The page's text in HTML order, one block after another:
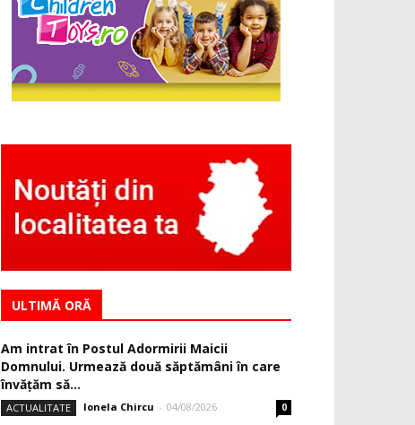
ULTIMĂ ORĂ
Am intrat în Postul Adormirii Maicii
Domnului. Urmează două săptămâni în care
învăţăm să...
ACTUALITATE Ionela Chircu - 04/08/2026 0